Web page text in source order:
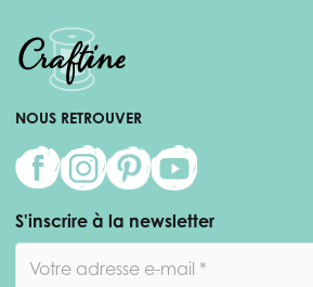
NOUS RETROUVER
S'inscrire à la newsletter